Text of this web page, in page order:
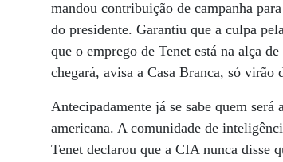
mandou contribuição de campanha
do presidente. Garantiu que a culpa
que o emprego de Tenet está na alça
chegará, avisa a Casa Branca, só
Antecipadamente já se sabe quem
americana. A comunidade de
Tenet declarou que a CIA nunca disse